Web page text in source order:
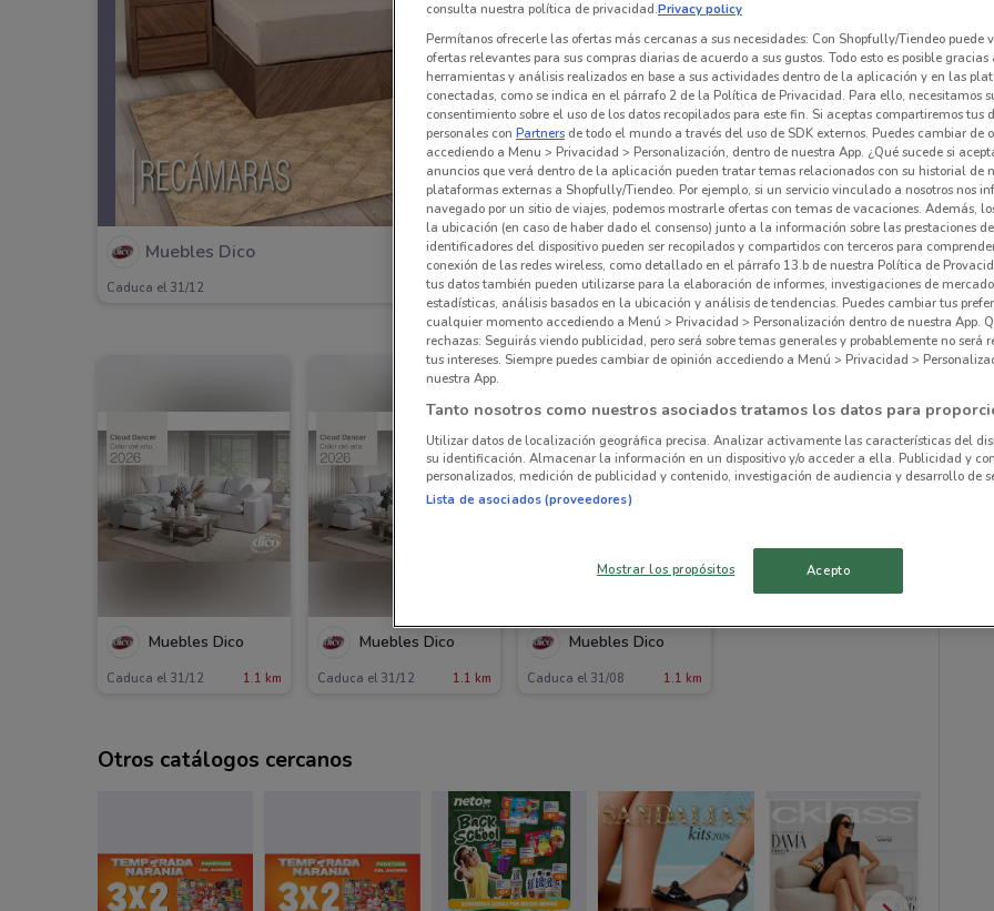
Muebles Dico
Caduca el 31/12 1.1 km
Muebles Dico
Caduca el 31/12 1.1 km
Muebles Dico
Caduca el 31/12 1.1 km
Muebles Dico
Caduca el 31/08 1.1 km
Otros catálogos cercanos
consulta nuestra política de privacidad.Privacy policy
Permítanos ofrecerle las ofertas más cercanas a sus necesidades: Con Shopfully/Tiendeo puede
ofertas relevantes para sus compras diarias de acuerdo a sus gustos. Todo esto es posible gracias
herramientas y análisis realizados en base a sus actividades dentro de la aplicación y en las
conectadas, como se indica en el párrafo 2 de la Política de Privacidad. Para ello, necesitamos
consentimiento sobre el uso de los datos recopilados para este fin. Si aceptas compartiremos tus
personales con Partners de todo el mundo a través del uso de SDK externos. Puedes cambiar de
accediendo a Menu > Privacidad > Personalización, dentro de nuestra App. ¿Qué sucede si
anuncios que verá dentro de la aplicación pueden tratar temas relacionados con su historial de
plataformas externas a Shopfully/Tiendeo. Por ejemplo, si un servicio vinculado a nosotros nos
navegado por un sitio de viajes, podemos mostrarle ofertas con temas de vacaciones. Además,
la ubicación (en caso de haber dado el consenso) junto a la información sobre las prestaciones
identificadores del dispositivo pueden ser recopilados y compartidos con terceros para
conexión de las redes wireless, como detallado en el párrafo 13.b de nuestra Política de
tus datos también pueden utilizarse para la elaboración de informes, investigaciones de
estadísticas, análisis basados en la ubicación y análisis de tendencias. Puedes cambiar tus
cualquier momento accediendo a Menú > Privacidad > Personalización dentro de nuestra App.
rechazas: Seguirás viendo publicidad, pero será sobre temas generales y probablemente no será
tus intereses. Siempre puedes cambiar de opinión accediendo a Menú > Privacidad >
nuestra App.
Tanto nosotros como nuestros asociados tratamos los datos para
Utilizar datos de localización geográfica precisa. Analizar activamente las características del
su identificación. Almacenar la información en un dispositivo y/o acceder a ella. Publicidad y
personalizados, medición de publicidad y contenido, investigación de audiencia y desarrollo de
Lista de asociados (proveedores)
Mostrar los propósitos Acepto